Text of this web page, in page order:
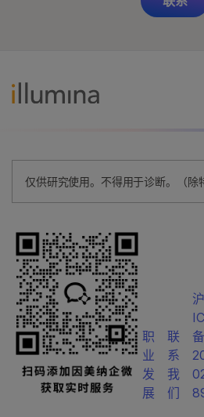
仅供研究使用。不得用于诊断。（除
职
业
发
展
联
系
我
们
沪
备